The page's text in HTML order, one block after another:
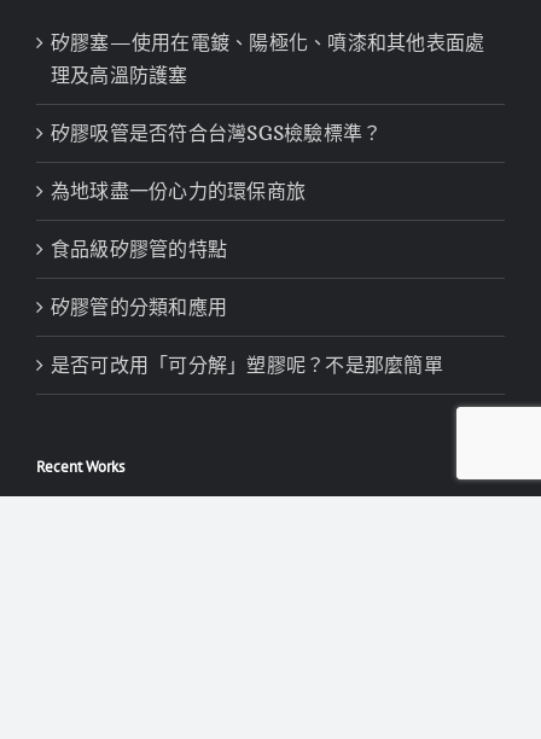
矽膠吸管是否符合台灣SGS檢驗標準？
為地球盡一份心力的環保商旅
食品級矽膠管的特點
矽膠管的分類和應用
是否可改用「可分解」塑膠呢？不是那麼簡單